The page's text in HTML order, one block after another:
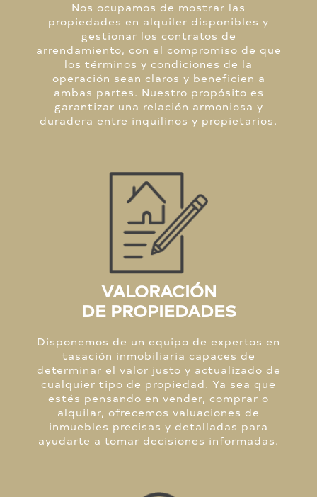
Nos ocupamos de mostrar las
propiedades en alquiler disponibles y
gestionar los contratos de
arrendamiento, con el compromiso de que
los términos y condiciones de la
operación sean claros y beneficien a
ambas partes. Nuestro propósito es
garantizar una relación armoniosa y
duradera entre inquilinos y propietarios.
VALORACIÓN
DE PROPIEDADES
Disponemos de un equipo de expertos en
tasación inmobiliaria capaces de
determinar el valor justo y actualizado de
cualquier tipo de propiedad. Ya sea que
estés pensando en vender, comprar o
alquilar, ofrecemos valuaciones de
inmuebles precisas y detalladas para
ayudarte a tomar decisiones informadas.